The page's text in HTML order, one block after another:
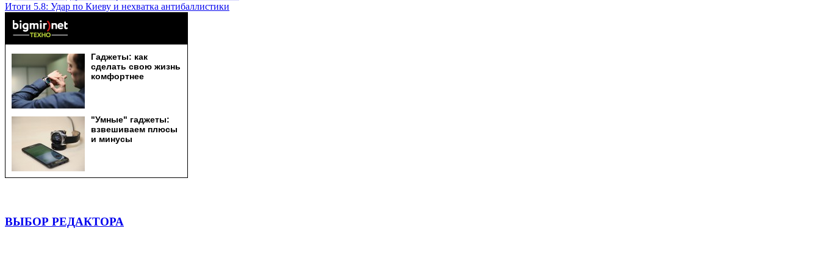
Итоги 5.8: Удар по Киеву и нехватка антибаллистики
ВЫБОР РЕДАКТОРА